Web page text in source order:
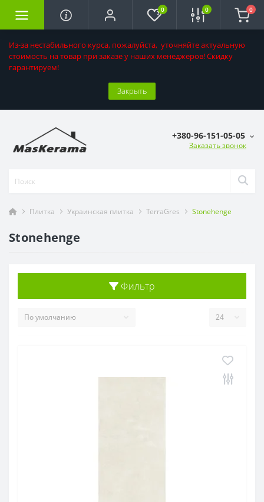
Из-за нестабильного курса, пожалуйста, уточняйте актуальную
стоимость на товар при заказе у наших менеджеров! Скидку
гарантируем!
Закрыть
0 0 0
+380-96-151-05-05
Заказать звонок
Плитка Украинская плитка TerraGres Stonehenge
Stonehenge
Фильтр